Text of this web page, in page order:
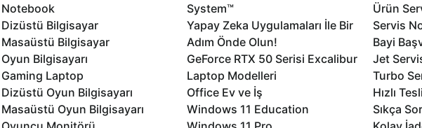
Notebook
Dizüstü Bilgisayar
Masaüstü Bilgisayar
Oyun Bilgisayarı
Gaming Laptop
Dizüstü Oyun Bilgisayarı
Masaüstü Oyun Bilgisayarı
System™
Yapay Zeka Uygulamaları İle Bir
Adım Önde Olun!
GeForce RTX 50 Serisi Excalibur
Laptop Modelleri
Office Ev ve İş
Windows 11 Education
Ürün
Servis
Bayi
Jet
Turbo
Hızlı
Sıkça